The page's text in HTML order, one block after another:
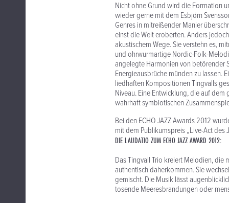
Nicht ohne Grund wird die Formation
wieder gerne mit dem Esbjörn
Genres in mitreißender Manier
einst die Welt eroberten. Anders
akustischem Wege. Sie verstehn es,
und ohrwurmartige Nordic-Folk-
angelegte Harmonien von betörender
Energieausbrüche münden zu lassen.
liedhaften Kompositionen Tingvalls
Niveau. Eine Entwicklung, die auf
wahrhaft symbiotischen
Bei den ECHO JAZZ Awards 2012
mit dem Publikumspreis „Live-Act des
DIE LAUDATIO ZUM ECHO JAZZ AWARD 2012:
Das Tingvall Trio kreiert Melodien, die
authentisch daherkommen. Sie
gemischt. Die Musik lässt
tosende Meeresbrandungen oder